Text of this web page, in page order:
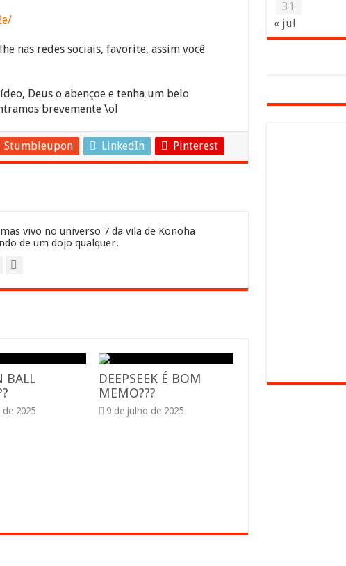
nas redes sociais, favorite, assim você
Deus o abençoe e tenha um belo
brevemente \ol
Stumbleupon LinkedIn Pinterest
vivo no universo 7 da vila de Konoha
de um dojo qualquer.
BALL
2025
DEEPSEEK É BOM
MEMO???
9 de julho de 2025
31
« jul